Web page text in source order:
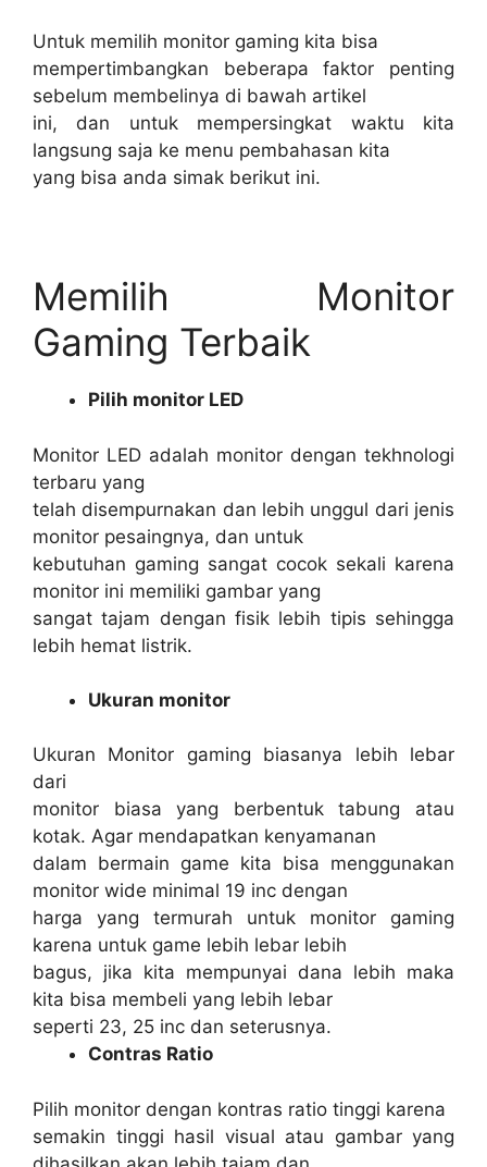
Untuk memilih monitor gaming kita bisa
mempertimbangkan beberapa faktor penting
sebelum membelinya di bawah artikel
ini, dan untuk mempersingkat waktu kita
langsung saja ke menu pembahasan kita
yang bisa anda simak berikut ini.
Memilih Monitor
Gaming Terbaik
Pilih monitor LED
Monitor LED adalah monitor dengan tekhnologi
terbaru yang
telah disempurnakan dan lebih unggul dari jenis
monitor pesaingnya, dan untuk
kebutuhan gaming sangat cocok sekali karena
monitor ini memiliki gambar yang
sangat tajam dengan fisik lebih tipis sehingga
lebih hemat listrik.
Ukuran monitor
Ukuran Monitor gaming biasanya lebih lebar
dari
monitor biasa yang berbentuk tabung atau
kotak. Agar mendapatkan kenyamanan
dalam bermain game kita bisa menggunakan
monitor wide minimal 19 inc dengan
harga yang termurah untuk monitor gaming
karena untuk game lebih lebar lebih
bagus, jika kita mempunyai dana lebih maka
kita bisa membeli yang lebih lebar
seperti 23, 25 inc dan seterusnya.
Contras Ratio
Pilih monitor dengan kontras ratio tinggi karena
semakin tinggi hasil visual atau gambar yang